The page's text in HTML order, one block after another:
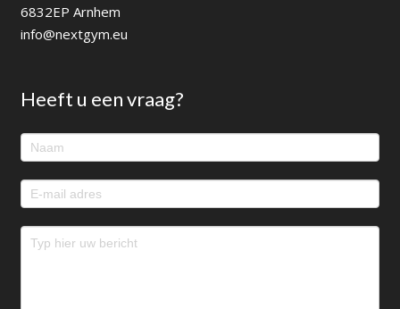
6832EP Arnhem
info@nextgym.eu
Heeft u een vraag?
Footer
contact